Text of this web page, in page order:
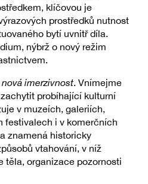
klíčovou je
prostředků nutnost
bytí uvnitř díla.
nýbrž o nový režim
nová imerzivnost. Vnímejme
probíhající kulturní
v muzeích, galeriích,
festivalech i v komerčních
znamená historicky
vtahování, v níž
těla, organizace pozornosti